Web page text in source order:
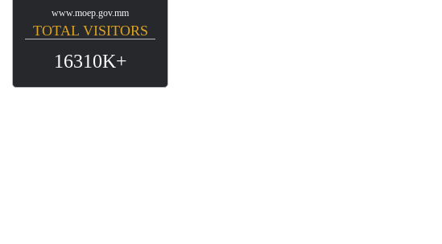
www.moep.gov.mm
TOTAL VISITORS
16310K+